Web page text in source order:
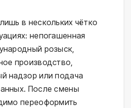
в нескольких чётко
непогашенная
розыск,
производство,
надзор или подача
После смены
переоформить